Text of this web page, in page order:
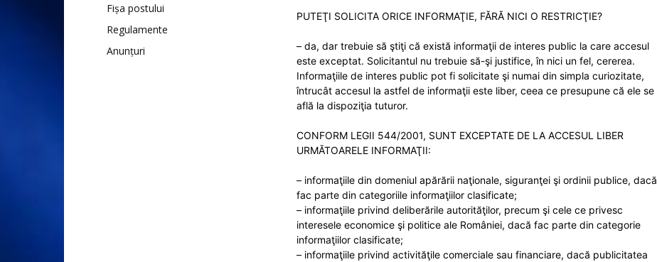
Fișa postului
Regulamente
Anunțuri
PUTEŢI SOLICITA ORICE INFORMAŢIE, FĂRĂ NICI O RESTRICŢIE?
– da, dar trebuie să ştiţi că există informaţii de interes public la care accesul
este exceptat. Solicitantul nu trebuie să-şi justifice, în nici un fel, cererea.
Informaţiile de interes public pot fi solicitate şi numai din simpla curiozitate,
întrucât accesul la astfel de informaţii este liber, ceea ce presupune că ele se
află la dispoziţia tuturor.
CONFORM LEGII 544/2001, SUNT EXCEPTATE DE LA ACCESUL LIBER
URMĂTOARELE INFORMAŢII:
– informaţiile din domeniul apărării naţionale, siguranţei şi ordinii publice, dacă
fac parte din categoriile informaţiilor clasificate;
– informaţiile privind deliberările autorităţilor, precum şi cele ce privesc
interesele economice şi politice ale României, dacă fac parte din categorie
informaţiilor clasificate;
– informaţiile privind activităţile comerciale sau financiare, dacă publicitatea